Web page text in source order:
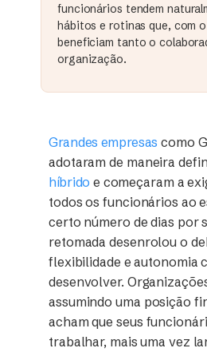
funcionários tendem
hábitos e rotinas que, com
beneficiam tanto o
organização.
Grandes empresas como
adotaram de maneira
híbrido e começaram a
todos os funcionários ao
certo número de dias por
retomada desenrolou o
flexibilidade e autonomia
desenvolver.
assumindo uma posição
acham que seus
trabalhar, mais uma vez